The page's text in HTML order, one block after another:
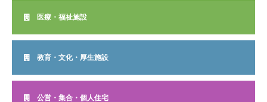
医療・福祉施設
教育・文化・厚生施設
公営・集合・個人住宅